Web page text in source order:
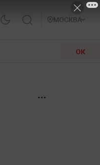
МОСКВА
ОК